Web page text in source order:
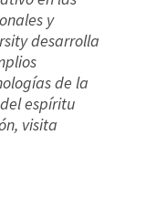
y
desarrolla
de la
espíritu
visita